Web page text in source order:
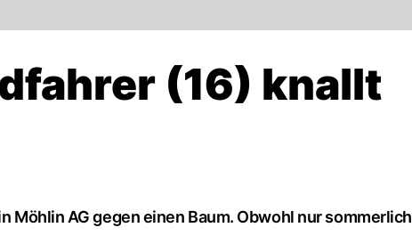
(16) knallt
AG gegen einen Baum. Obwohl nur sommerlich